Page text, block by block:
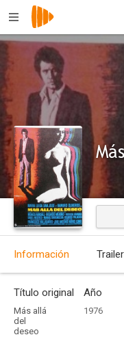
Información
Título original
Más allá
del
deseo
Año
1976